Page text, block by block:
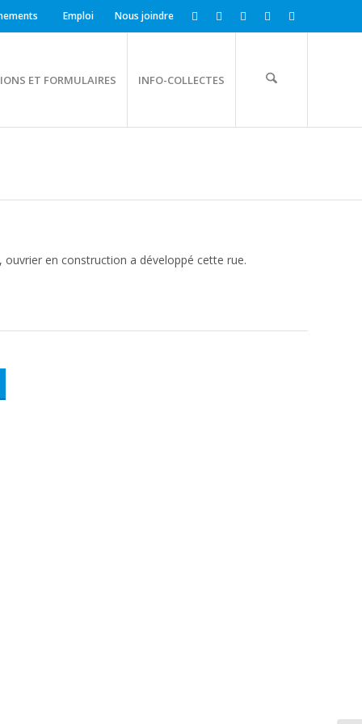
Emploi Nous joindre
ET FORMULAIRES INFO-COLLECTES
ouvrier en construction a développé cette rue.